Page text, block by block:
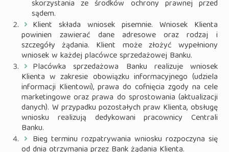
skorzystania ze środków ochrony prawnej przed
sądem.
Klient składa wniosek pisemnie. Wniosek Klienta
powinien zawierać dane adresowe oraz rodzaj i
szczegóły żądania. Klient może złożyć wypełniony
wniosek w każdej placówce sprzedażowej Banku.
Placówka sprzedażowa Banku realizuje wniosek
Klienta w zakresie obowiązku informacyjnego (udziela
informacji Klientowi), prawa do cofnięcia zgody na cele
marketingowe oraz prawa do sprostowania (aktualizacji
danych). W przypadku pozostałych praw Klienta, obsługę
wniosku realizują dedykowani pracownicy Centrali
Banku.
Bieg terminu rozpatrywania wniosku rozpoczyna się